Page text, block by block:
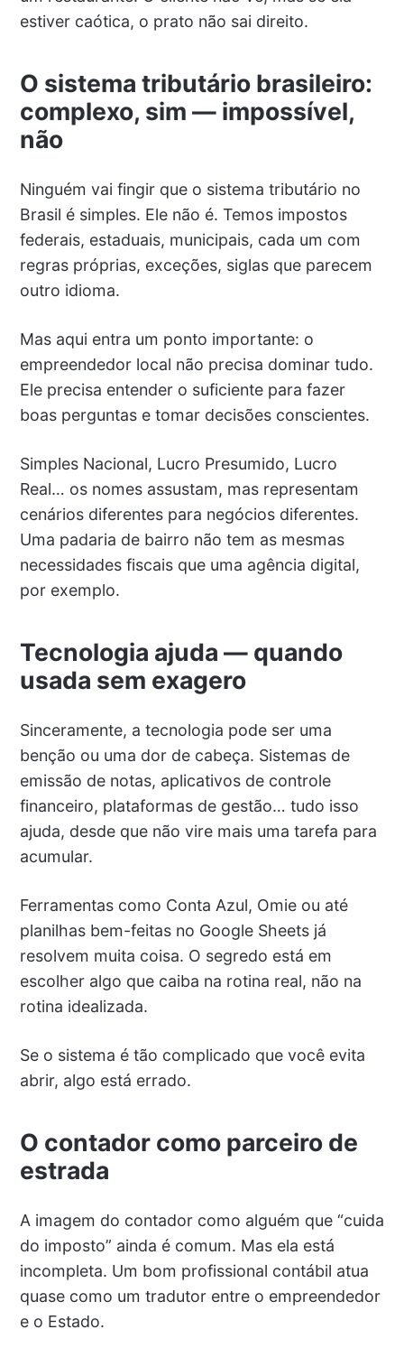
estiver caótica, o prato não sai direito.
O sistema tributário brasileiro:
complexo, sim — impossível,
não
Ninguém vai fingir que o sistema tributário no
Brasil é simples. Ele não é. Temos impostos
federais, estaduais, municipais, cada um com
regras próprias, exceções, siglas que parecem
outro idioma.
Mas aqui entra um ponto importante: o
empreendedor local não precisa dominar tudo.
Ele precisa entender o suficiente para fazer
boas perguntas e tomar decisões conscientes.
Simples Nacional, Lucro Presumido, Lucro
Real… os nomes assustam, mas representam
cenários diferentes para negócios diferentes.
Uma padaria de bairro não tem as mesmas
necessidades fiscais que uma agência digital,
por exemplo.
Tecnologia ajuda — quando
usada sem exagero
Sinceramente, a tecnologia pode ser uma
benção ou uma dor de cabeça. Sistemas de
emissão de notas, aplicativos de controle
financeiro, plataformas de gestão… tudo isso
ajuda, desde que não vire mais uma tarefa para
acumular.
Ferramentas como Conta Azul, Omie ou até
planilhas bem-feitas no Google Sheets já
resolvem muita coisa. O segredo está em
escolher algo que caiba na rotina real, não na
rotina idealizada.
Se o sistema é tão complicado que você evita
abrir, algo está errado.
O contador como parceiro de
estrada
A imagem do contador como alguém que “cuida
do imposto” ainda é comum. Mas ela está
incompleta. Um bom profissional contábil atua
quase como um tradutor entre o empreendedor
e o Estado.